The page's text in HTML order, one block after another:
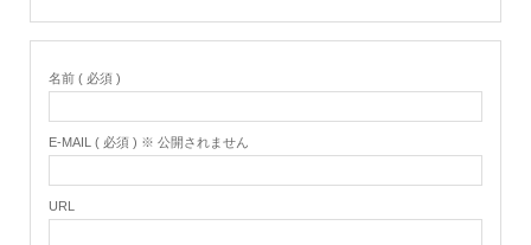
名前 ( 必須 )
E-MAIL ( 必須 ) ※ 公開されません
URL